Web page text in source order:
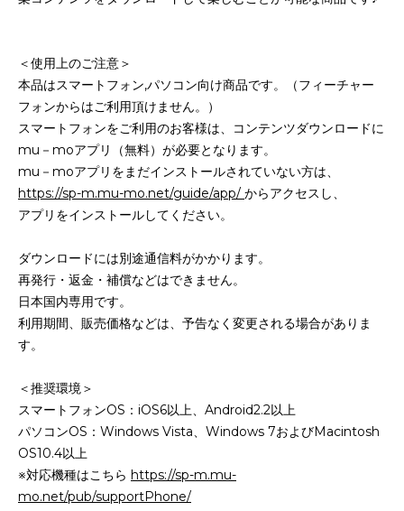
＜使用上のご注意＞
本品はスマートフォン,パソコン向け商品です。（フィーチャー
フォンからはご利用頂けません。）
スマートフォンをご利用のお客様は、コンテンツダウンロードに
mu－moアプリ（無料）が必要となります。
mu－moアプリをまだインストールされていない方は、
https://sp-m.mu-mo.net/guide/app/ からアクセスし、
アプリをインストールしてください。
ダウンロードには別途通信料がかかります。
再発行・返金・補償などはできません。
日本国内専用です。
利用期間、販売価格などは、予告なく変更される場合がありま
す。
＜推奨環境＞
スマートフォンOS：iOS6以上、Android2.2以上
パソコンOS：Windows Vista、Windows 7およびMacintosh
OS10.4以上
※対応機種はこちら https://sp-m.mu-
mo.net/pub/supportPhone/